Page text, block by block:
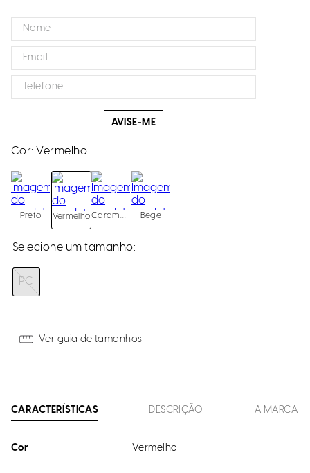
AVISE-ME
Cor: Vermelho
Preto Vermelho Caramelo Bege
PC
Ver guia de tamanhos
CARACTERÍSTICAS DESCRIÇÃO A MARCA
Cor Vermelho